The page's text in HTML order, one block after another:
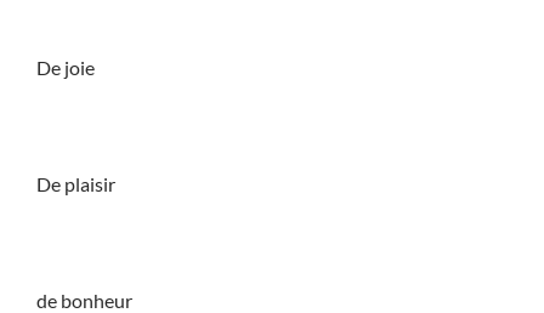
De joie
De plaisir
de bonheur